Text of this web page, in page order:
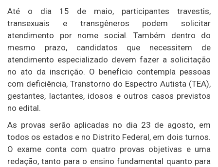
Até o dia 15 de maio, participantes travestis,
transexuais e transgêneros podem solicitar
atendimento por nome social. Também dentro do
mesmo prazo, candidatos que necessitem de
atendimento especializado devem fazer a solicitação
no ato da inscrição. O benefício contempla pessoas
com deficiência, Transtorno do Espectro Autista (TEA),
gestantes, lactantes, idosos e outros casos previstos
no edital.
As provas serão aplicadas no dia 23 de agosto, em
todos os estados e no Distrito Federal, em dois turnos.
O exame conta com quatro provas objetivas e uma
redação, tanto para o ensino fundamental quanto para